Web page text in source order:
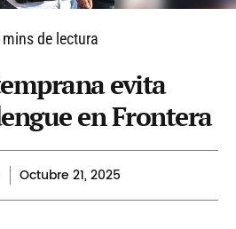
de lectura
evita
en Frontera
Octubre 21, 2025